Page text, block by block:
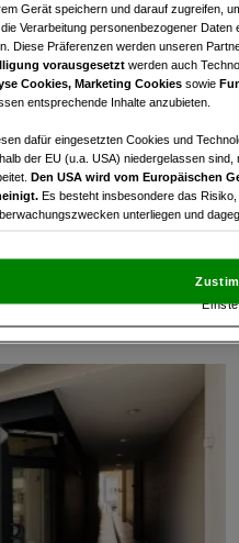
in
Gerät speichern und darauf zugreifen,
Verarbeitung personenbezogener
Diese Präferenzen werden unseren
vorausgesetzt werden auch
Cookies, Marketing Cookies sowie
entsprechende Inhalte anzubieten.
dafür eingesetzten Cookies und
der EU (u.a. USA) niedergelassen
Den USA wird vom Europäischen
Es besteht insbesondere das
unterliegen und
gegen die Verarbeitung auf der
Einstellungen“, die sich auf jeder Seite
unsere Partner verarbeiten
genauer Standortdaten.
auf Informationen auf einem Endgerät.
Performance von Inhalten,
Partner (Lieferanten)